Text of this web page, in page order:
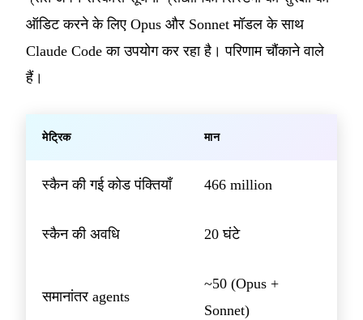
ऑडिट करने के लिए Opus और Sonnet मॉडल के साथ
Claude Code का उपयोग कर रहा है। परिणाम चौंकाने वाले
हैं।
मेट्रिक मान
स्कैन की गई कोड पंक्तियाँ 466 million
स्कैन की अवधि 20 घंटे
समानांतर agents
~50 (Opus +
Sonnet)